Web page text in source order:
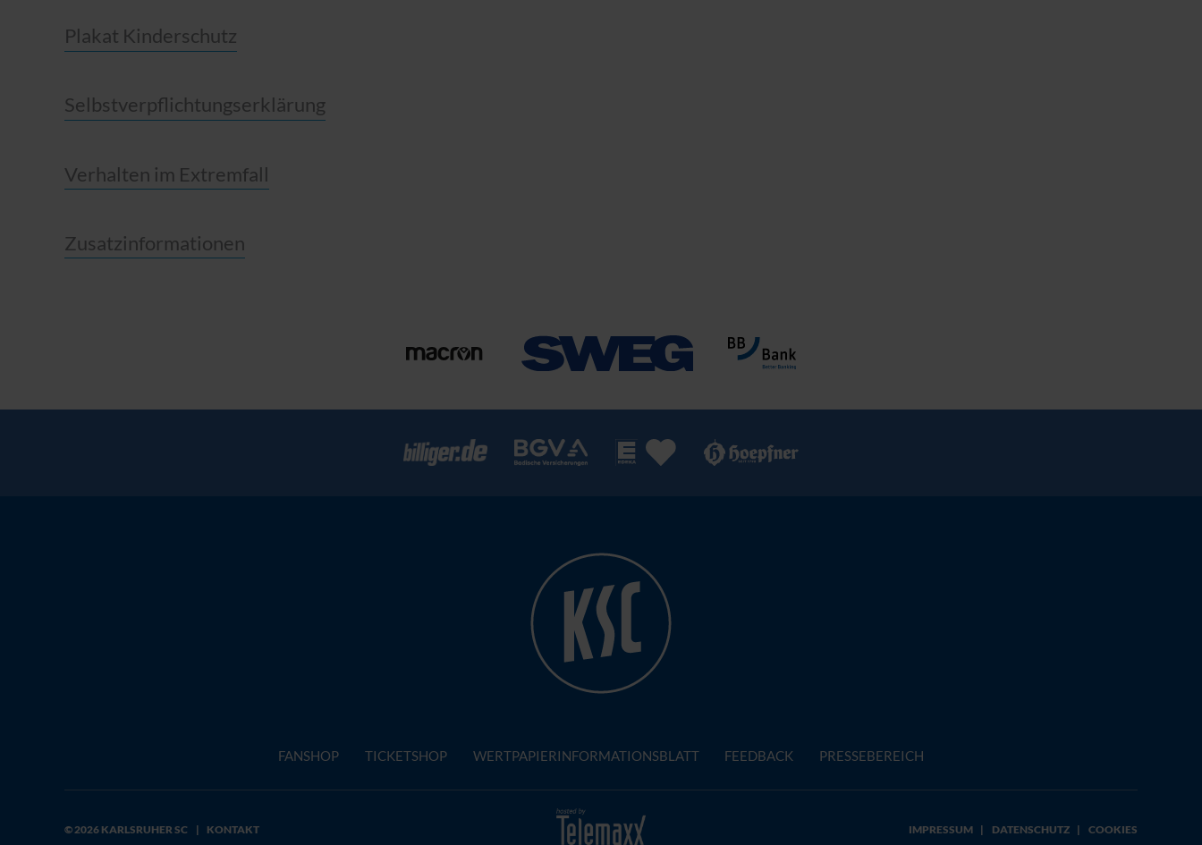
Plakat Kinderschutz
Selbstverpflichtungserklärung
Verhalten im Extremfall
Zusatzinformationen
FANSHOP TICKETSHOP WERTPAPIERINFORMATIONSBLATT FEEDBACK PRESSEBEREICH
© 2026 KARLSRUHER SC KONTAKT IMPRESSUM DATENSCHUTZ COOKIES